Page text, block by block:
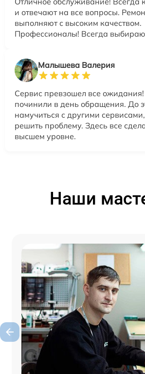
и отвечают на все вопросы.
выполняют с высоким качеством.
Профессионалы! Всегда выбираю
Малышева Валерия
Сервис превзошел все
починили в день обращения. До
намучиться с другими
решить проблему. Здесь все
высшем уровне.
Наши